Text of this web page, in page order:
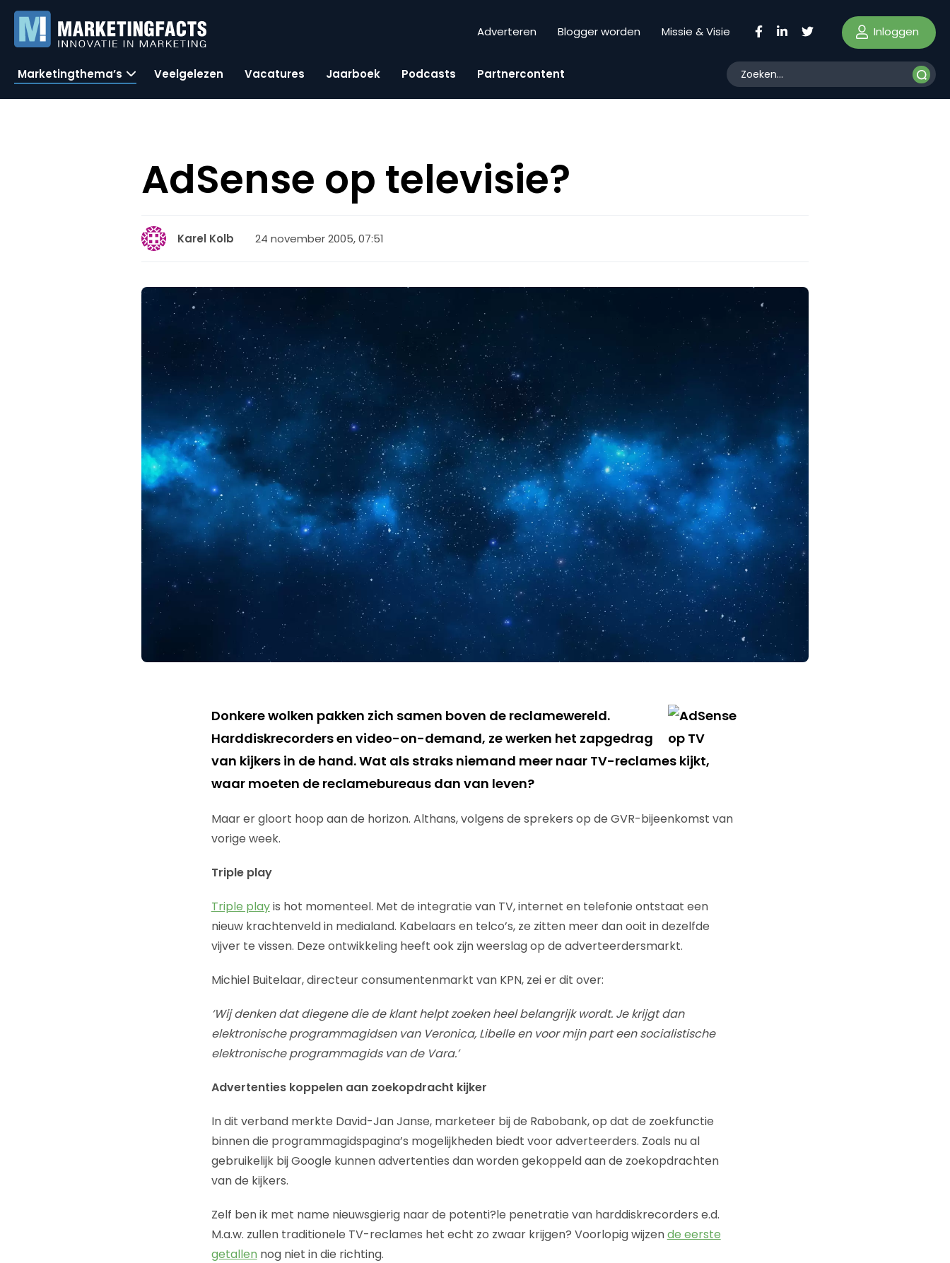
Adverteren Blogger worden Missie & Visie Inloggen
Marketingthema’s Veelgelezen Vacatures Jaarboek Podcasts Partnercontent
AdSense op televisie?
Karel Kolb 24 november 2005, 07:51
Donkere wolken pakken zich samen boven de reclamewereld.
Harddiskrecorders en video-on-demand, ze werken het zapgedrag
van kijkers in de hand. Wat als straks niemand meer naar TV-reclames kijkt,
waar moeten de reclamebureaus dan van leven?
Maar er gloort hoop aan de horizon. Althans, volgens de sprekers op de GVR-bijeenkomst van
vorige week.
Triple play
Triple playis hot momenteel. Met de integratie van TV, internet en telefonie ontstaat een
nieuw krachtenveld in medialand. Kabelaars en telco’s, ze zitten meer dan ooit in dezelfde
vijver te vissen. Deze ontwikkeling heeft ook zijn weerslag op de adverteerdersmarkt.
Michiel Buitelaar, directeur consumentenmarkt van KPN, zei er dit over:
‘Wij denken dat diegene die de klant helpt zoeken heel belangrijk wordt. Je krijgt dan
elektronische programmagidsen van Veronica, Libelle en voor mijn part een socialistische
elektronische programmagids van de Vara.’
Advertenties koppelen aan zoekopdracht kijker
In dit verband merkte David-Jan Janse, marketeer bij de Rabobank, op dat de zoekfunctie
binnen die programmagidspagina’s mogelijkheden biedt voor adverteerders. Zoals nu al
gebruikelijk bij Google kunnen advertenties dan worden gekoppeld aan de zoekopdrachten
van de kijkers.
Zelf ben ik met name nieuwsgierig naar de potenti?le penetratie van harddiskrecorders e.d.
M.a.w. zullen traditionele TV-reclames het echt zo zwaar krijgen? Voorlopig wijzende eerste
getallen nog niet in die richting.